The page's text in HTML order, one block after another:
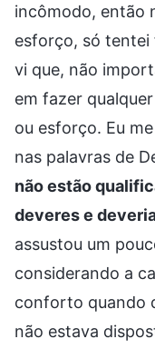
incômodo, então
esforço, só tentei
vi que, não
em fazer
ou esforço. Eu
nas palavras de
não estão
deveres e
assustou um
considerando a
conforto quando
não estava